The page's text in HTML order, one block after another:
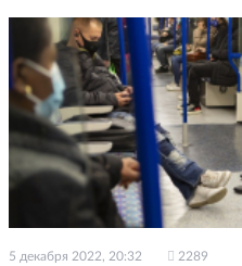
5 декабря 2022, 20:32 2289